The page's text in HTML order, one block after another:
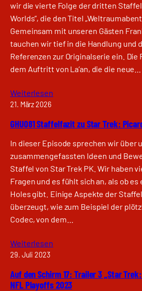
wir die vierte Folge der dritten Staffel
Worlds“, die den Titel
Gemeinsam mit unseren Gästen
tauchen wir tief in die Handlung und
Referenzen zur Originalserie ein.
dem Auftritt von La’an, die die neue…
Weiterlesen
21. März 2026
GHU081 Staffelfazit zu Star Trek:
In dieser Episode sprechen wir über
zusammengefassten Ideen und
Staffel von Star Trek PK. Wir haben
Fragen und es fühlt sich an, als ob
Holes gibt. Einige Aspekte der
überzeugt, wie zum Beispiel der
Codec, von dem…
Weiterlesen
29. Juli 2023
Auf den Schirm 17: Trailer 3 „Star
NFL Playoffs 2023